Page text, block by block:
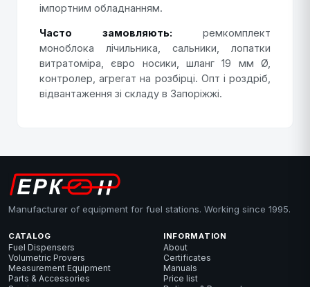
імпортним обладнанням.
Часто замовляють: ремкомплект
моноблока лічильника, сальники, лопатки
витратоміра, євро носики, шланг 19 мм Ø,
контролер, агрегат на розбірці. Опт і роздріб,
відвантаження зі складу в Запоріжжі.
Manufacturer of equipment for fuel stations. Working since 1995.
CATALOG
Fuel Dispensers
Volumetric Provers
Measurement Equipment
Parts & Accessories
INFORMATION
About
Certificates
Manuals
Price list